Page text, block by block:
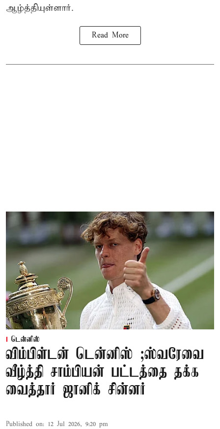
ஆழ்த்தியுள்ளார்.
Read More
டென்னிஸ்
விம்பிள்டன் டென்னிஸ் ;ஸ்வரேவை
வீழ்த்தி சாம்பியன் பட்டத்தை தக்க
வைத்தார் ஜானிக் சின்னர்
Published on: 12 Jul 2026, 9:20 pm